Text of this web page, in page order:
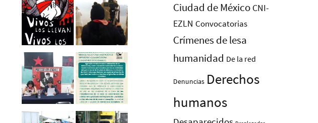
Ciudad de México CNI-
EZLN Convocatorias
Crímenes de lesa
humanidad De la red
Denuncias Derechos
humanos